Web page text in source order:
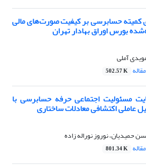
کمیته حسابرسی بر کیفیت صورت‌های مالی
بورس اوراق بهادار تهران
آملی
502.57 K
مسئولیت اجتماعی حرفه حسابرسی با
عاملی اکتشافی معادلات ساختاری
حمیدیان، نوروز نوراله زاده
801.34 K